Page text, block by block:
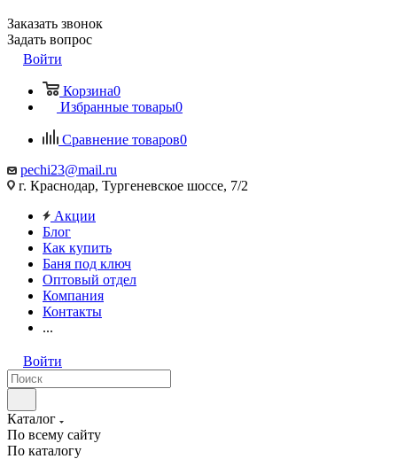
Заказать звонок
Задать вопрос
Войти
Корзина0
Избранные товары0
Сравнение товаров0
pechi23@mail.ru
г. Краснодар, Тургеневское шоссе, 7/2
Акции
Блог
Как купить
Баня под ключ
Оптовый отдел
Компания
Контакты
...
Войти
Каталог
По всему сайту
По каталогу